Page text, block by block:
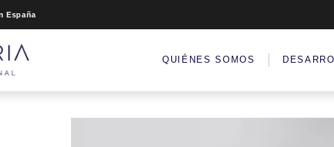
España
QUIÉNES SOMOS